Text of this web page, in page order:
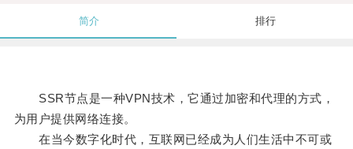
简介 排行
SSR节点是一种VPN技术，它通过加密和代理的方式，
为用户提供网络连接。
在当今数字化时代，互联网已经成为人们生活中不可或